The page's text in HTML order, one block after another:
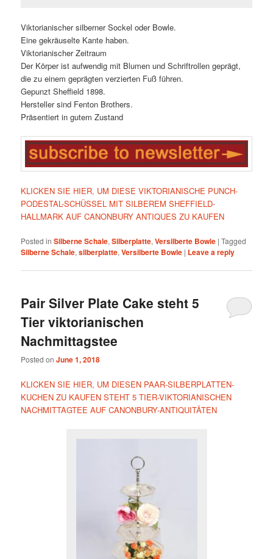
Viktorianischer silberner Sockel oder Bowle.
Eine gekräuselte Kante haben.
Viktorianischer Zeitraum
Der Körper ist aufwendig mit Blumen und Schriftrollen geprägt,
die zu einem geprägten verzierten Fuß führen.
Gepunzt Sheffield 1898.
Hersteller sind Fenton Brothers.
Präsentiert in gutem Zustand
KLICKEN SIE HIER, UM DIESE VIKTORIANISCHE PUNCH-
PODESTAL-SCHÜSSEL MIT SILBEREM SHEFFIELD-
HALLMARK AUF CANONBURY ANTIQUES ZU KAUFEN
Posted in Silberne Schale,Silberplatte,Versilberte Bowle |Tagged
Silberne Schale,silberplatte,Versilberte Bowle | Leave a reply
Pair Silver Plate Cake steht 5
Tier viktorianischen
Nachmittagstee
Posted onJune 1, 2018
KLICKEN SIE HIER, UM DIESEN PAAR-SILBERPLATTEN-
KUCHEN ZU KAUFEN STEHT 5 TIER-VIKTORIANISCHEN
NACHMITTAGTEE AUF CANONBURY-ANTIQUITÄTEN